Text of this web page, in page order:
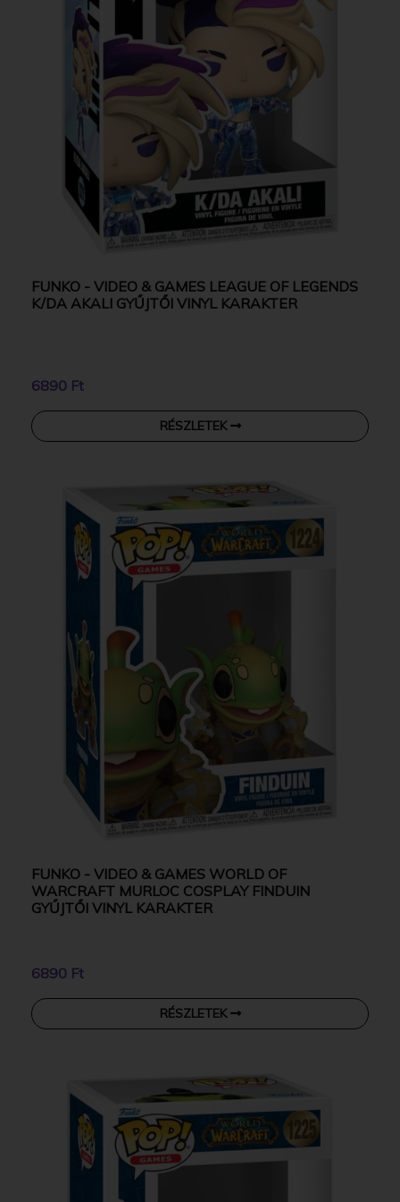
FUNKO - VIDEO & GAMES LEAGUE OF LEGENDS
K/DA AKALI GYŰJTŐI VINYL KARAKTER
6890 Ft
RÉSZLETEK
FUNKO - VIDEO & GAMES WORLD OF
WARCRAFT MURLOC COSPLAY FINDUIN
GYŰJTŐI VINYL KARAKTER
6890 Ft
RÉSZLETEK